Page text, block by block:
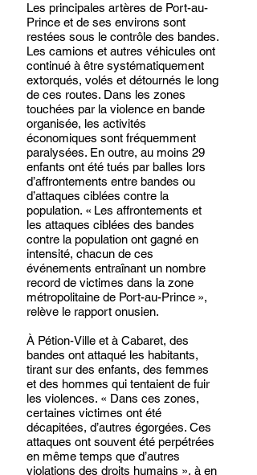
Les principales artères de Port-au-
Prince et de ses environs sont
restées sous le contrôle des bandes.
Les camions et autres véhicules ont
continué à être systématiquement
extorqués, volés et détournés le long
de ces routes. Dans les zones
touchées par la violence en bande
organisée, les activités
économiques sont fréquemment
paralysées. En outre, au moins 29
enfants ont été tués par balles lors
d’affrontements entre bandes ou
d’attaques ciblées contre la
population. « Les affrontements et
les attaques ciblées des bandes
contre la population ont gagné en
intensité, chacun de ces
événements entraînant un nombre
record de victimes dans la zone
métropolitaine de Port-au-Prince »,
relève le rapport onusien.
À Pétion-Ville et à Cabaret, des
bandes ont attaqué les habitants,
tirant sur des enfants, des femmes
et des hommes qui tentaient de fuir
les violences. « Dans ces zones,
certaines victimes ont été
décapitées, d’autres égorgées. Ces
attaques ont souvent été perpétrées
en même temps que d’autres
violations des droits humains », à en